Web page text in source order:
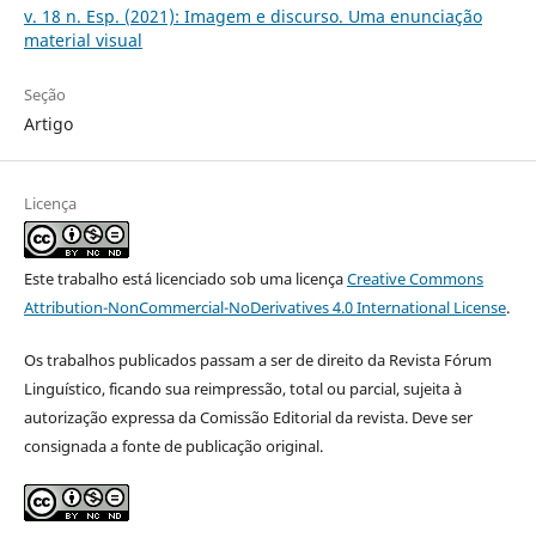
v. 18 n. Esp. (2021): Imagem e discurso. Uma enunciação
material visual
Seção
Artigo
Licença
Este trabalho está licenciado sob uma licençaCreative Commons
Attribution-NonCommercial-NoDerivatives 4.0 International License.
Os trabalhos publicados passam a ser de direito da Revista Fórum
Linguístico, ficando sua reimpressão, total ou parcial, sujeita à
autorização expressa da Comissão Editorial da revista. Deve ser
consignada a fonte de publicação original.